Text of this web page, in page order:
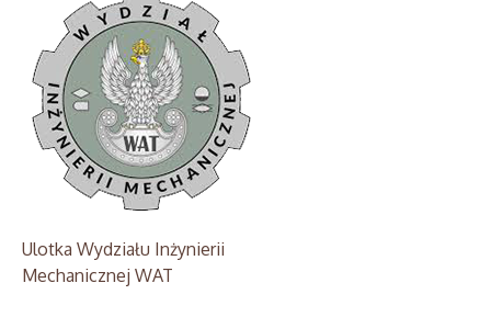
Ulotka Wydziału Inżynierii
Mechanicznej WAT